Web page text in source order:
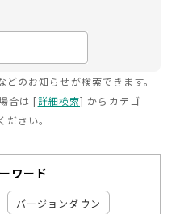
のお知らせが検索できます。
合は [詳細検索] からカテゴ
さい。
ワード
バージョンダウン